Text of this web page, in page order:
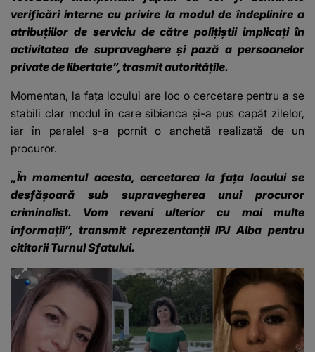
verificări interne cu privire la modul de îndeplinire a
atribuțiilor de serviciu de către polițiștii implicați în
activitatea de supraveghere și pază a persoanelor
private de libertate”, trasmit autoritățile.
Momentan, la fața locului are loc o cercetare pentru a se
stabili clar modul în care sibianca și-a pus capăt zilelor,
iar în paralel s-a pornit o anchetă realizată de un
procuror.
„În momentul acesta, cercetarea la fața locului se
desfășoară sub supravegherea unui procuror
criminalist. Vom reveni ulterior cu mai multe
informații”, transmit reprezentanții IPJ Alba pentru
cititorii Turnul Sfatului.